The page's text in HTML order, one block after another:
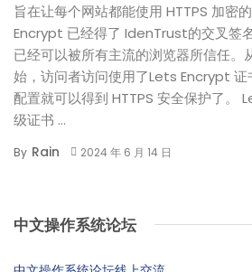
旨在让每个网站都能使用 HTTPS 加密
Encrypt 已经得了 IdenTrust的交叉签
已经可以被所有主流的浏览器所信任。
始，访问者访问使用了Lets Encrypt 证
配置就可以得到 HTTPS 安全保护了。
级证书 ...
By Rain 2024 年 6 月 14 日
中文操作系统论坛